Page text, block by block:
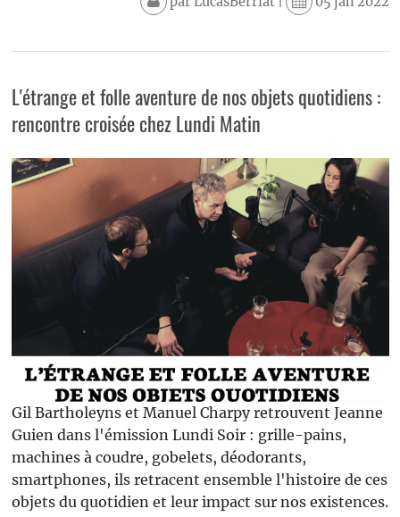
L'étrange et folle aventure de nos objets quotidiens :
rencontre croisée chez Lundi Matin
Gil Bartholeyns et Manuel Charpy retrouvent Jeanne
Guien dans l'émission Lundi Soir : grille-pains,
machines à coudre, gobelets, déodorants,
smartphones, ils retracent ensemble l'histoire de ces
objets du quotidien et leur impact sur nos existences.